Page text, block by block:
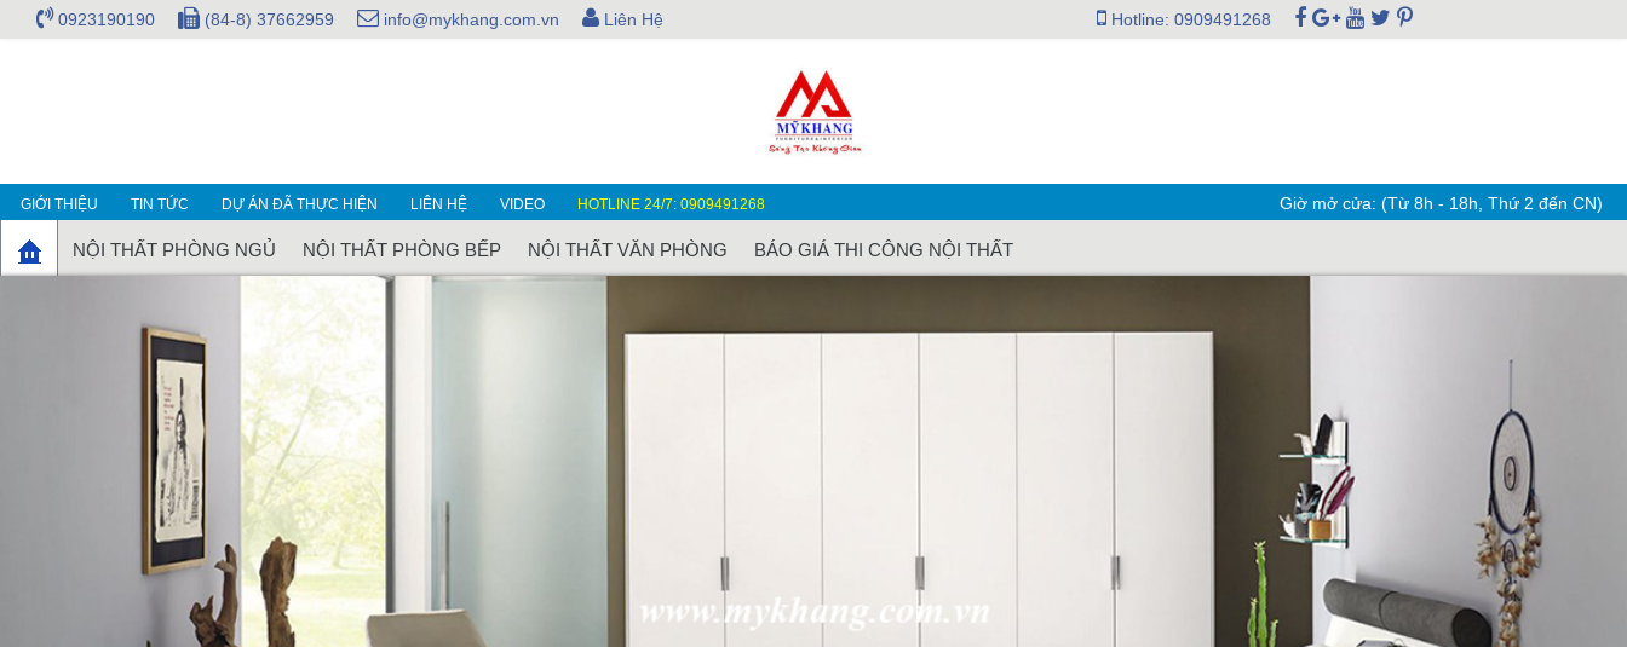
0923190190 (84-8) 37662959 info@mykhang.com.vn Liên Hệ Hotline: 0909491268
GIỚI THIỆU TIN TỨC DỰ ÁN ĐÃ THỰC HIỆN LIÊN HỆ VIDEO HOTLINE 24/7: 0909491268 Giờ mở cửa: (Từ 8h - 18h, Thứ 2 đến CN)
NỘI THẤT PHÒNG NGỦ NỘI THẤT PHÒNG BẾP NỘI THẤT VĂN PHÒNG BÁO GIÁ THI CÔNG NỘI THẤT